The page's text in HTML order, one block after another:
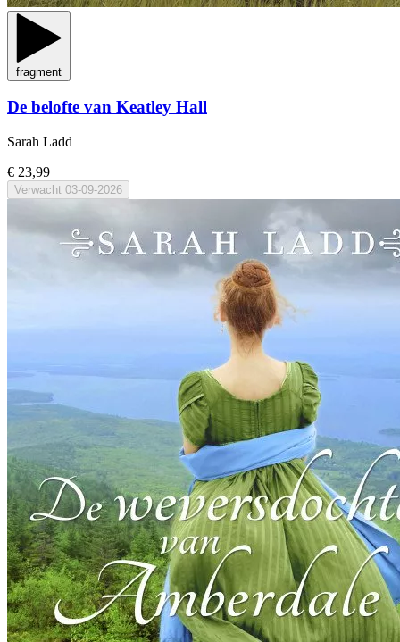
fragment
De belofte van Keatley Hall
Sarah Ladd
€ 23,99
Verwacht 03-09-2026